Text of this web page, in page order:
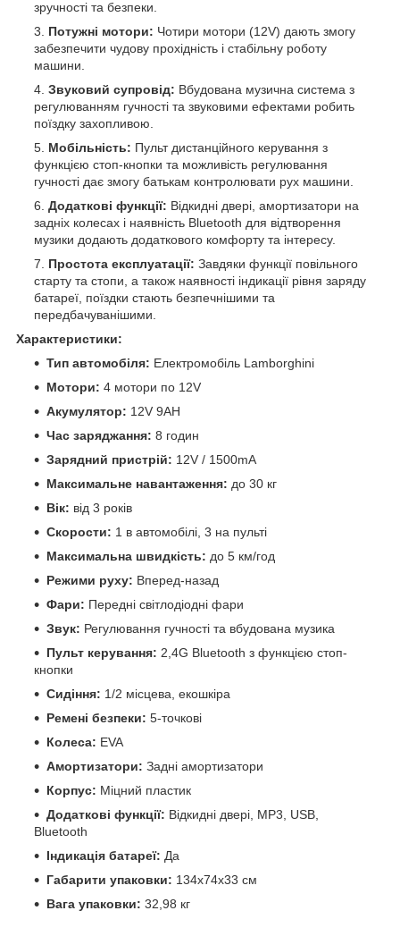
зручності та безпеки.
Потужні мотори: Чотири мотори (12V) дають змогу
забезпечити чудову прохідність і стабільну роботу
машини.
Звуковий супровід: Вбудована музична система з
регулюванням гучності та звуковими ефектами робить
поїздку захопливою.
Мобільність: Пульт дистанційного керування з
функцією стоп-кнопки та можливість регулювання
гучності дає змогу батькам контролювати рух машини.
Додаткові функції: Відкидні двері, амортизатори на
задніх колесах і наявність Bluetooth для відтворення
музики додають додаткового комфорту та інтересу.
Простота експлуатації: Завдяки функції повільного
старту та стопи, а також наявності індикації рівня заряду
батареї, поїздки стають безпечнішими та
передбачуванішими.
Характеристики:
Тип автомобіля: Електромобіль Lamborghini
Мотори: 4 мотори по 12V
Акумулятор: 12V 9AH
Час заряджання: 8 годин
Зарядний пристрій: 12V / 1500mA
Максимальне навантаження: до 30 кг
Вік: від 3 років
Скорости: 1 в автомобілі, 3 на пульті
Максимальна швидкість: до 5 км/год
Режими руху: Вперед-назад
Фари: Передні світлодіодні фари
Звук: Регулювання гучності та вбудована музика
Пульт керування: 2,4G Bluetooth з функцією стоп-
кнопки
Сидіння: 1/2 місцева, екошкіра
Ремені безпеки: 5-точкові
Колеса: EVA
Амортизатори: Задні амортизатори
Корпус: Міцний пластик
Додаткові функції: Відкидні двері, MP3, USB,
Bluetooth
Індикація батареї: Да
Габарити упаковки: 134x74x33 см
Вага упаковки: 32,98 кг